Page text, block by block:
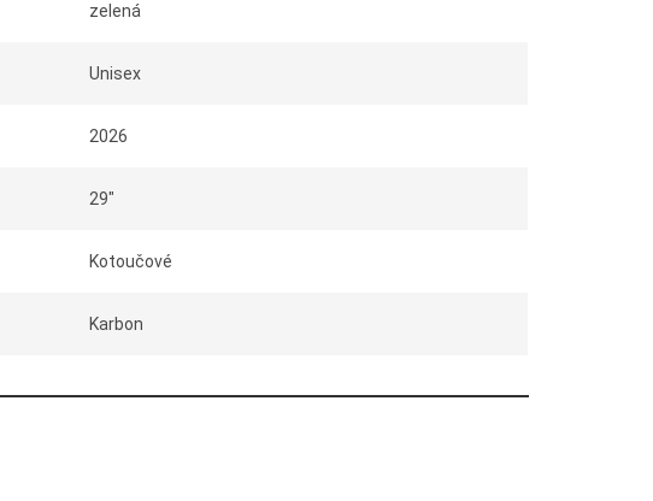
zelená
Unisex
2026
29"
Kotoučové
Karbon